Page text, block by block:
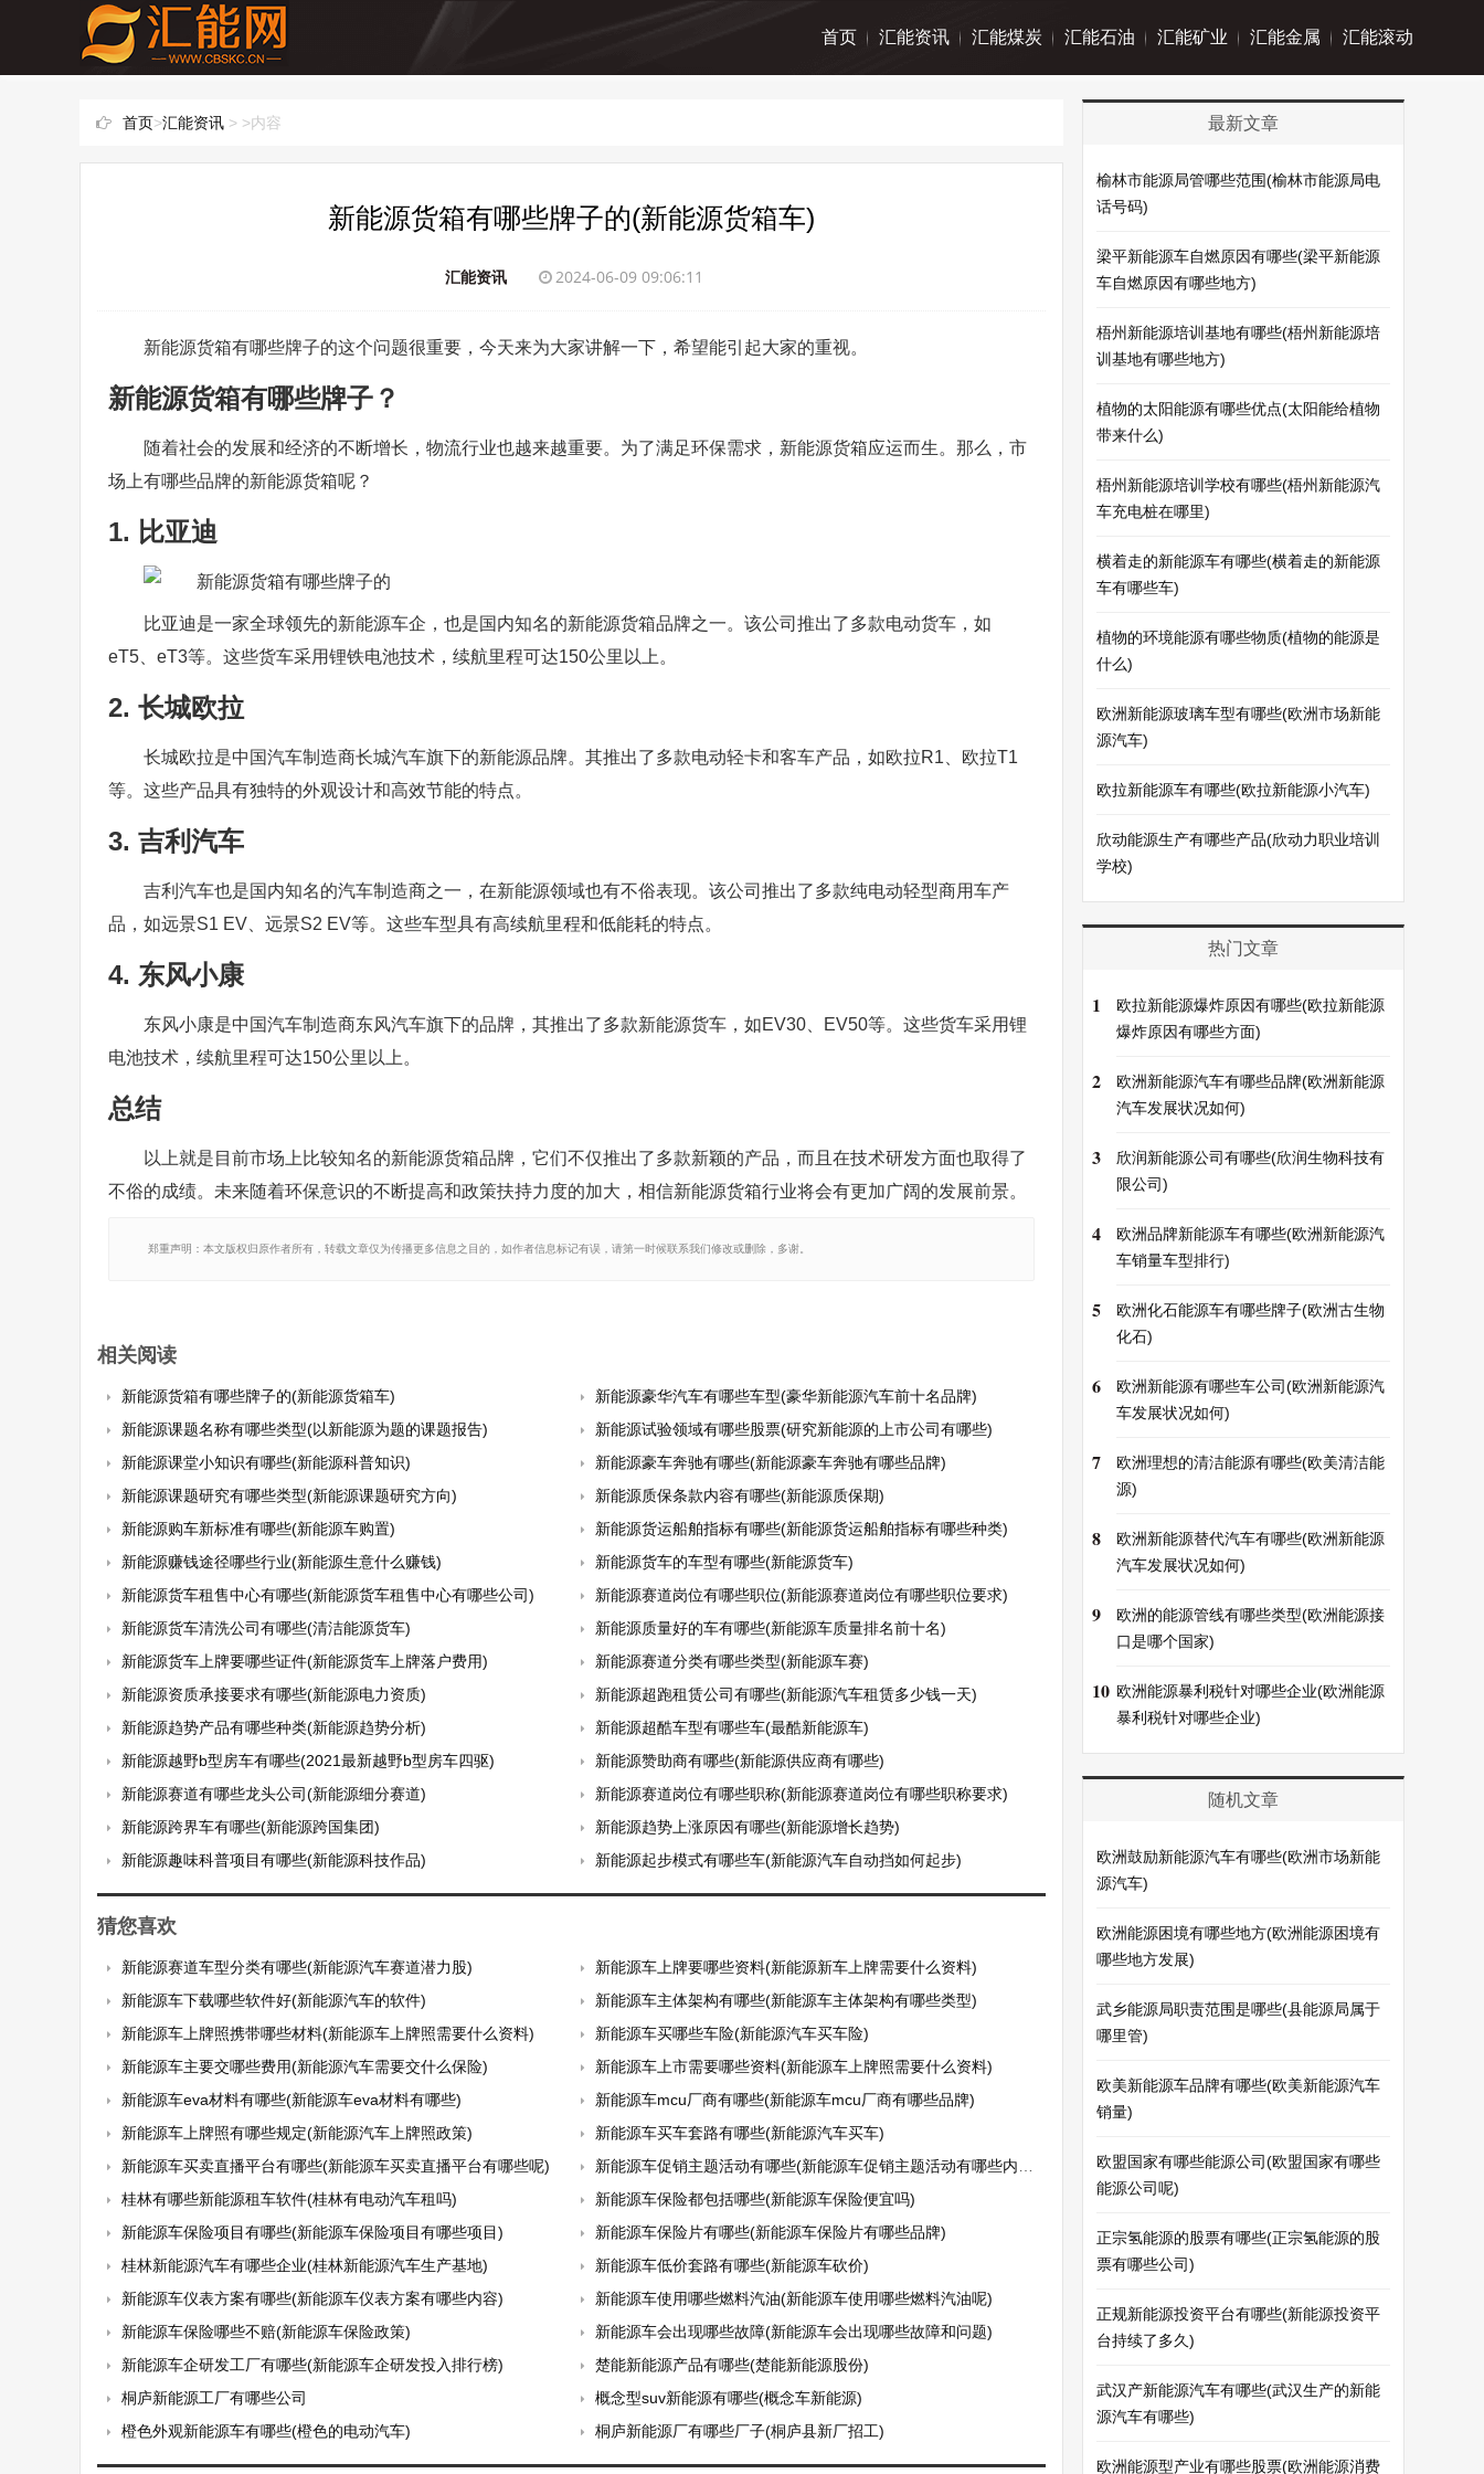
首页 汇能资讯 汇能煤炭 汇能石油 汇能矿业 汇能金属 汇能滚动
首页>汇能资讯 > >内容
新能源货箱有哪些牌子的(新能源货箱车)
汇能资讯 2024-06-09 09:06:11
新能源货箱有哪些牌子的这个问题很重要，今天来为大家讲解一下，希望能引起大家的重视。
新能源货箱有哪些牌子？
随着社会的发展和经济的不断增长，物流行业也越来越重要。为了满足环保需求，新能源货箱应运而生。那么，市
场上有哪些品牌的新能源货箱呢？
1. 比亚迪
比亚迪是一家全球领先的新能源车企，也是国内知名的新能源货箱品牌之一。该公司推出了多款电动货车，如
eT5、eT3等。这些货车采用锂铁电池技术，续航里程可达150公里以上。
2. 长城欧拉
长城欧拉是中国汽车制造商长城汽车旗下的新能源品牌。其推出了多款电动轻卡和客车产品，如欧拉R1、欧拉T1
等。这些产品具有独特的外观设计和高效节能的特点。
3. 吉利汽车
吉利汽车也是国内知名的汽车制造商之一，在新能源领域也有不俗表现。该公司推出了多款纯电动轻型商用车产
品，如远景S1 EV、远景S2 EV等。这些车型具有高续航里程和低能耗的特点。
4. 东风小康
东风小康是中国汽车制造商东风汽车旗下的品牌，其推出了多款新能源货车，如EV30、EV50等。这些货车采用锂
电池技术，续航里程可达150公里以上。
总结
以上就是目前市场上比较知名的新能源货箱品牌，它们不仅推出了多款新颖的产品，而且在技术研发方面也取得了
不俗的成绩。未来随着环保意识的不断提高和政策扶持力度的加大，相信新能源货箱行业将会有更加广阔的发展前景。
郑重声明：本文版权归原作者所有，转载文章仅为传播更多信息之目的，如作者信息标记有误，请第一时候联系我们修改或删除，多谢。
相关阅读
新能源货箱有哪些牌子的(新能源货箱车)
新能源豪华汽车有哪些车型(豪华新能源汽车前十名品牌)
新能源课题名称有哪些类型(以新能源为题的课题报告)
新能源试验领域有哪些股票(研究新能源的上市公司有哪些)
新能源课堂小知识有哪些(新能源科普知识)
新能源豪车奔驰有哪些(新能源豪车奔驰有哪些品牌)
新能源课题研究有哪些类型(新能源课题研究方向)
新能源质保条款内容有哪些(新能源质保期)
新能源购车新标准有哪些(新能源车购置)
新能源货运船舶指标有哪些(新能源货运船舶指标有哪些种类)
新能源赚钱途径哪些行业(新能源生意什么赚钱)
新能源货车的车型有哪些(新能源货车)
新能源货车租售中心有哪些(新能源货车租售中心有哪些公司)
新能源赛道岗位有哪些职位(新能源赛道岗位有哪些职位要求)
新能源货车清洗公司有哪些(清洁能源货车)
新能源质量好的车有哪些(新能源车质量排名前十名)
新能源货车上牌要哪些证件(新能源货车上牌落户费用)
新能源赛道分类有哪些类型(新能源车赛)
新能源资质承接要求有哪些(新能源电力资质)
新能源超跑租赁公司有哪些(新能源汽车租赁多少钱一天)
新能源趋势产品有哪些种类(新能源趋势分析)
新能源超酷车型有哪些车(最酷新能源车)
新能源越野b型房车有哪些(2021最新越野b型房车四驱)
新能源赞助商有哪些(新能源供应商有哪些)
新能源赛道有哪些龙头公司(新能源细分赛道)
新能源赛道岗位有哪些职称(新能源赛道岗位有哪些职称要求)
新能源跨界车有哪些(新能源跨国集团)
新能源趋势上涨原因有哪些(新能源增长趋势)
新能源趣味科普项目有哪些(新能源科技作品)
新能源起步模式有哪些车(新能源汽车自动挡如何起步)
猜您喜欢
新能源赛道车型分类有哪些(新能源汽车赛道潜力股)
新能源车上牌要哪些资料(新能源新车上牌需要什么资料)
新能源车下载哪些软件好(新能源汽车的软件)
新能源车主体架构有哪些(新能源车主体架构有哪些类型)
新能源车上牌照携带哪些材料(新能源车上牌照需要什么资料)
新能源车买哪些车险(新能源汽车买车险)
新能源车主要交哪些费用(新能源汽车需要交什么保险)
新能源车上市需要哪些资料(新能源车上牌照需要什么资料)
新能源车eva材料有哪些(新能源车eva材料有哪些)
新能源车mcu厂商有哪些(新能源车mcu厂商有哪些品牌)
新能源车上牌照有哪些规定(新能源汽车上牌照政策)
新能源车买车套路有哪些(新能源汽车买车)
新能源车买卖直播平台有哪些(新能源车买卖直播平台有哪些呢)
新能源车促销主题活动有哪些(新能源车促销主题活动有哪些内容)
桂林有哪些新能源租车软件(桂林有电动汽车租吗)
新能源车保险都包括哪些(新能源车保险便宜吗)
新能源车保险项目有哪些(新能源车保险项目有哪些项目)
新能源车保险片有哪些(新能源车保险片有哪些品牌)
桂林新能源汽车有哪些企业(桂林新能源汽车生产基地)
新能源车低价套路有哪些(新能源车砍价)
新能源车仪表方案有哪些(新能源车仪表方案有哪些内容)
新能源车使用哪些燃料汽油(新能源车使用哪些燃料汽油呢)
新能源车保险哪些不赔(新能源车保险政策)
新能源车会出现哪些故障(新能源车会出现哪些故障和问题)
新能源车企研发工厂有哪些(新能源车企研发投入排行榜)
楚能新能源产品有哪些(楚能新能源股份)
桐庐新能源工厂有哪些公司
概念型suv新能源有哪些(概念车新能源)
橙色外观新能源车有哪些(橙色的电动汽车)
桐庐新能源厂有哪些厂子(桐庐县新厂招工)
最新文章
榆林市能源局管哪些范围(榆林市能源局电
话号码)
梁平新能源车自燃原因有哪些(梁平新能源
车自燃原因有哪些地方)
梧州新能源培训基地有哪些(梧州新能源培
训基地有哪些地方)
植物的太阳能源有哪些优点(太阳能给植物
带来什么)
梧州新能源培训学校有哪些(梧州新能源汽
车充电桩在哪里)
横着走的新能源车有哪些(横着走的新能源
车有哪些车)
植物的环境能源有哪些物质(植物的能源是
什么)
欧洲新能源玻璃车型有哪些(欧洲市场新能
源汽车)
欧拉新能源车有哪些(欧拉新能源小汽车)
欣动能源生产有哪些产品(欣动力职业培训
学校)
热门文章
1
欧拉新能源爆炸原因有哪些(欧拉新能源
爆炸原因有哪些方面)
2
欧洲新能源汽车有哪些品牌(欧洲新能源
汽车发展状况如何)
3
欣润新能源公司有哪些(欣润生物科技有
限公司)
4
欧洲品牌新能源车有哪些(欧洲新能源汽
车销量车型排行)
5
欧洲化石能源车有哪些牌子(欧洲古生物
化石)
6
欧洲新能源有哪些车公司(欧洲新能源汽
车发展状况如何)
7
欧洲理想的清洁能源有哪些(欧美清洁能
源)
8
欧洲新能源替代汽车有哪些(欧洲新能源
汽车发展状况如何)
9
欧洲的能源管线有哪些类型(欧洲能源接
口是哪个国家)
10 欧洲能源暴利税针对哪些企业(欧洲能源
暴利税针对哪些企业)
随机文章
欧洲鼓励新能源汽车有哪些(欧洲市场新能
源汽车)
欧洲能源困境有哪些地方(欧洲能源困境有
哪些地方发展)
武乡能源局职责范围是哪些(县能源局属于
哪里管)
欧美新能源车品牌有哪些(欧美新能源汽车
销量)
欧盟国家有哪些能源公司(欧盟国家有哪些
能源公司呢)
正宗氢能源的股票有哪些(正宗氢能源的股
票有哪些公司)
正规新能源投资平台有哪些(新能源投资平
台持续了多久)
武汉产新能源汽车有哪些(武汉生产的新能
源汽车有哪些)
欧洲能源型产业有哪些股票(欧洲能源消费